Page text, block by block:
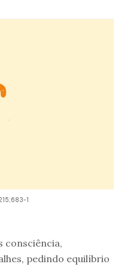
1
consciência,
pedindo equilíbrio